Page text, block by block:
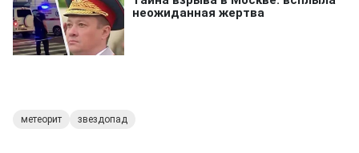
метеорит звездопад